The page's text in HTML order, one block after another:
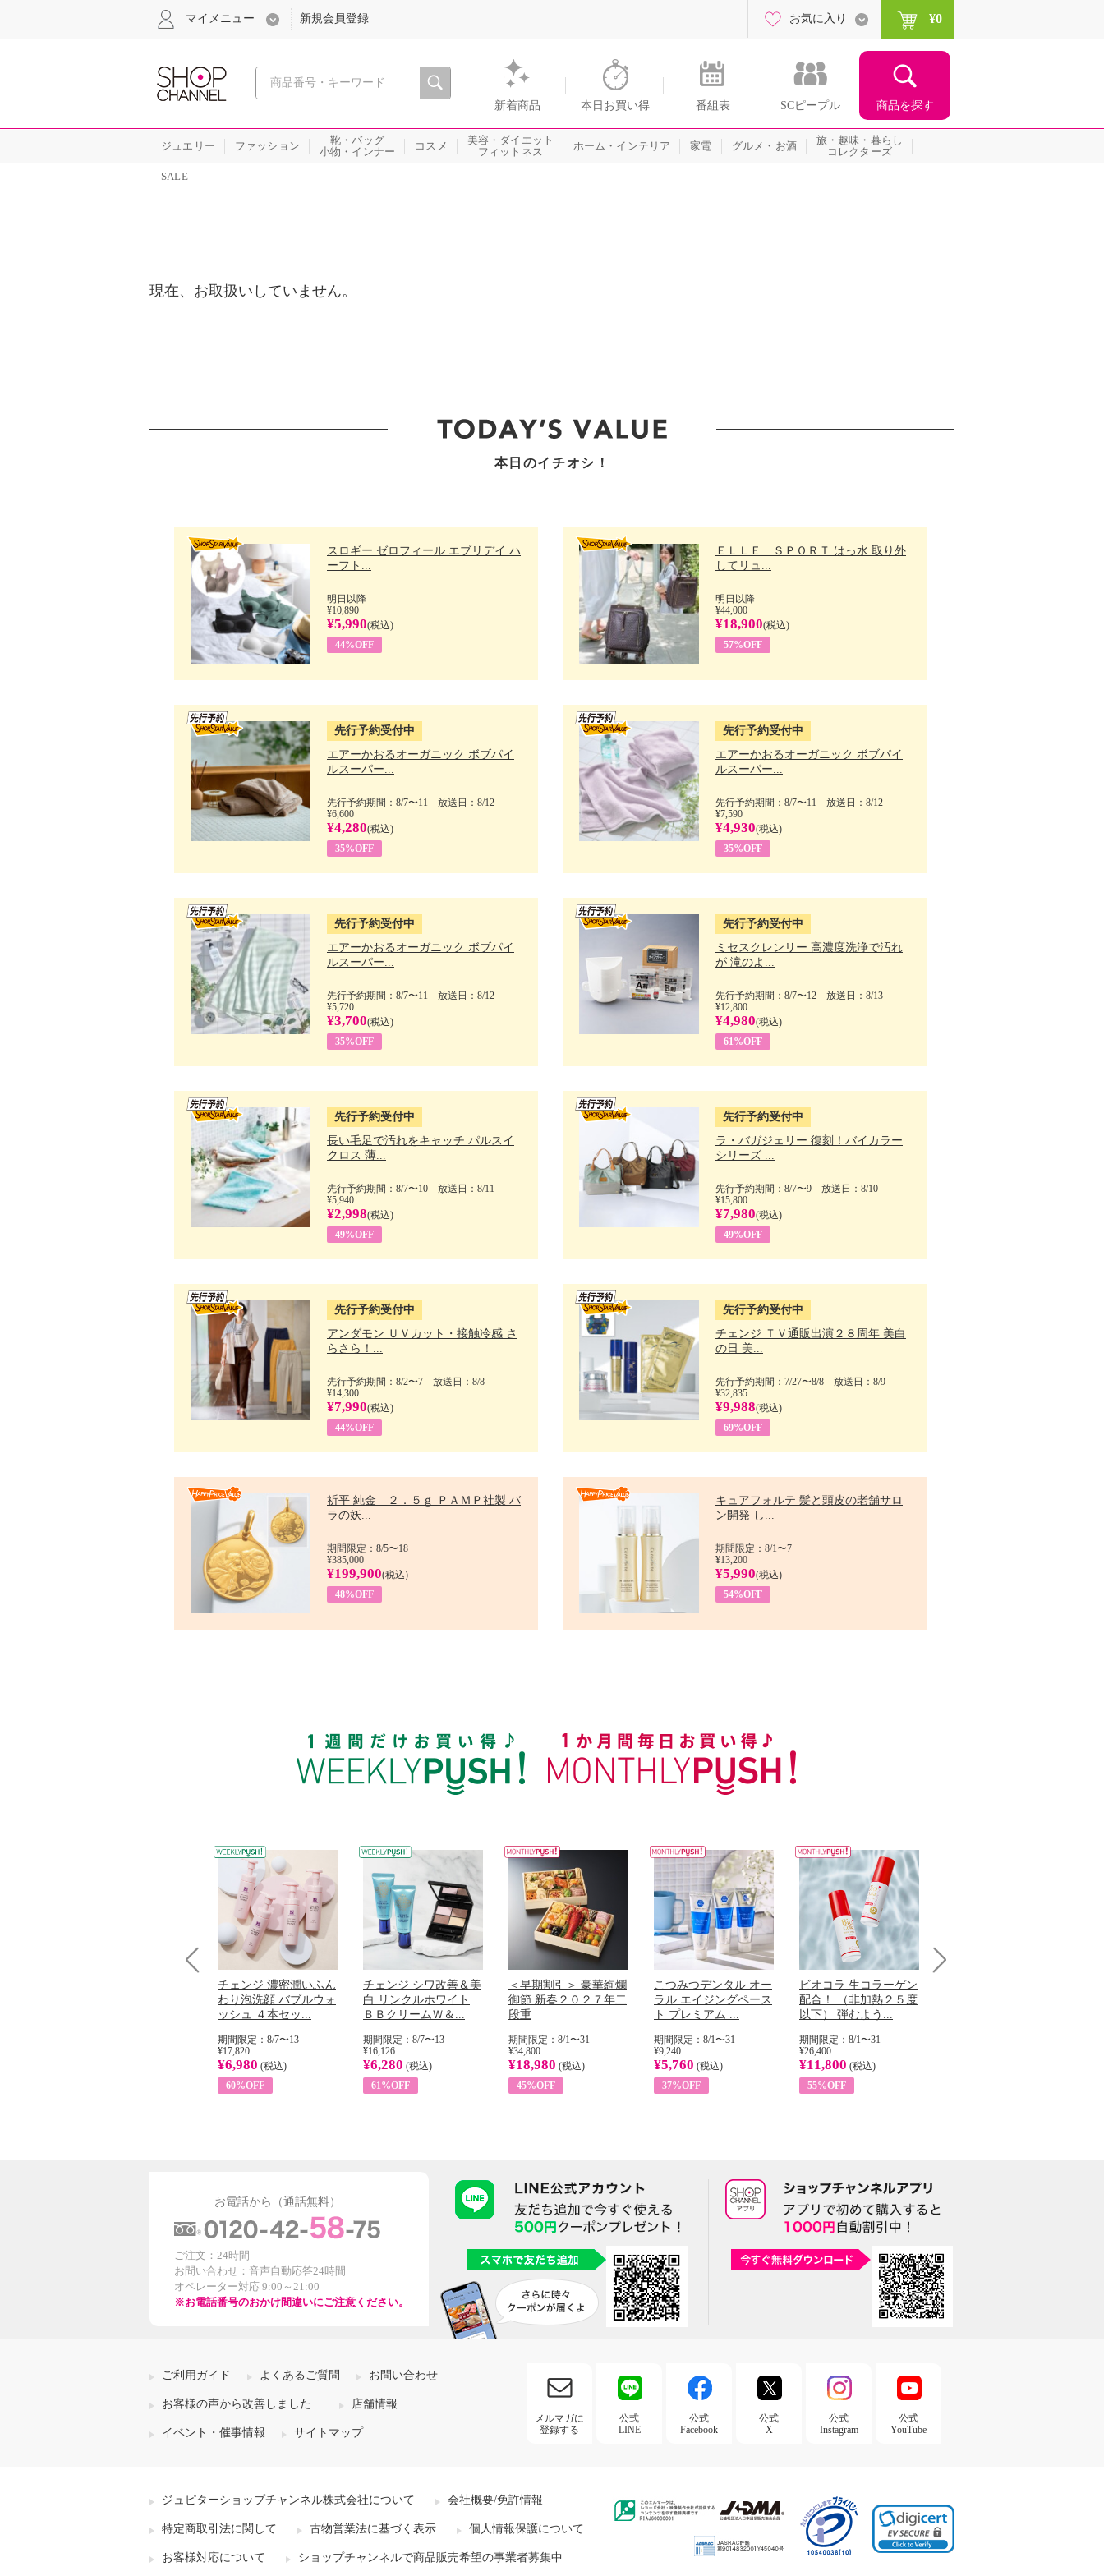
心おどる、瞬間を。通販・テレビショッピングのショップチャンネル
新着商品 本日お買い得 番組表 SCピープル 商品を探す
マイメニュー 新規会員登録 お気に入り ¥0
ジュエリー ファッション
靴・バッグ
小物・インナー
コスメ
美容・ダイエット
フィットネス
ホーム・インテリア 家電 グルメ・お酒
旅・趣味・暮らし
コレクターズ
SALE
現在、お取扱いしていません。
本日のイチオシ！
スロギー ゼロフィール エブリデイ ハ
ーフト...
明日以降
¥10,890
¥5,990(税込)
44%OFF
ＥＬＬＥ ＳＰＯＲＴ はっ水 取り外
してリュ...
明日以降
¥44,000
¥18,900(税込)
57%OFF
先行予約受付中
エアーかおるオーガニック ボブパイ
ルスーパー...
先行予約期間：8/7〜11 放送日：8/12
¥6,600
¥4,280(税込)
35%OFF
先行予約受付中
エアーかおるオーガニック ボブパイ
ルスーパー...
先行予約期間：8/7〜11 放送日：8/12
¥7,590
¥4,930(税込)
35%OFF
先行予約受付中
エアーかおるオーガニック ボブパイ
ルスーパー...
先行予約期間：8/7〜11 放送日：8/12
¥5,720
¥3,700(税込)
35%OFF
先行予約受付中
ミセスクレンリー 高濃度洗浄で汚れ
が 滝のよ...
先行予約期間：8/7〜12 放送日：8/13
¥12,800
¥4,980(税込)
61%OFF
先行予約受付中
長い毛足で汚れをキャッチ パルスイ
クロス 薄...
先行予約期間：8/7〜10 放送日：8/11
¥5,940
¥2,998(税込)
49%OFF
先行予約受付中
ラ・バガジェリー 復刻！バイカラー
シリーズ ...
先行予約期間：8/7〜9 放送日：8/10
¥15,800
¥7,980(税込)
49%OFF
先行予約受付中
アンダモン ＵＶカット・接触冷感 さ
らさら！...
先行予約期間：8/2〜7 放送日：8/8
¥14,300
¥7,990(税込)
44%OFF
先行予約受付中
チェンジ ＴＶ通販出演２８周年 美白
の日 美...
先行予約期間：7/27〜8/8 放送日：8/9
¥32,835
¥9,988(税込)
69%OFF
祈平 純金 ２．５ｇ ＰＡＭＰ社製 バ
ラの妖...
期間限定：8/5〜18
¥385,000
¥199,900(税込)
48%OFF
キュアフォルテ 髪と頭皮の老舗サロ
ン開発 し...
期間限定：8/1〜7
¥13,200
¥5,990(税込)
54%OFF
チェンジ 濃密潤いふん
わり泡洗顔 バブルウォ
ッシュ ４本セッ...
期間限定：8/7〜13
¥17,820
¥6,980 (税込)
60%OFF
チェンジ シワ改善＆美
白 リンクルホワイト
ＢＢクリームＷ＆...
期間限定：8/7〜13
¥16,126
¥6,280 (税込)
61%OFF
＜早期割引＞ 豪華絢爛
御節 新春２０２７年二
段重
期間限定：8/1〜31
¥34,800
¥18,980 (税込)
45%OFF
こつみつデンタル オー
ラル エイジングペース
ト プレミアム ...
期間限定：8/1〜31
¥9,240
¥5,760 (税込)
37%OFF
ビオコラ 生コラーゲン
配合！ （非加熱２５度
以下） 弾むよう...
期間限定：8/1〜31
¥26,400
¥11,800 (税込)
55%OFF
お電話から（通話無料）
ご注文：24時間
お問い合わせ：音声自動応答24時間
オペレーター対応 9:00～21:00
※お電話番号のおかけ間違いにご注意ください。
ご利用ガイド よくあるご質問 お問い合わせ
お客様の声から改善しました 店舗情報
イベント・催事情報 サイトマップ
メルマガに
登録する
公式
LINE
公式
Facebook
公式
X
公式
Instagram
公式
YouTube
ジュピターショップチャンネル株式会社について 会社概要/免許情報
特定商取引法に関して 古物営業法に基づく表示 個人情報保護について
お客様対応について ショップチャンネルで商品販売希望の事業者募集中